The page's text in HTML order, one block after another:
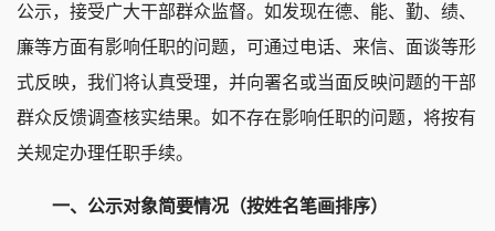
公示，接受广大干部群众监督。如发现在德、能、勤、绩、
廉等方面有影响任职的问题，可通过电话、来信、面谈等形
式反映，我们将认真受理，并向署名或当面反映问题的干部
群众反馈调查核实结果。如不存在影响任职的问题，将按有
关规定办理任职手续。
一、公示对象简要情况（按姓名笔画排序）